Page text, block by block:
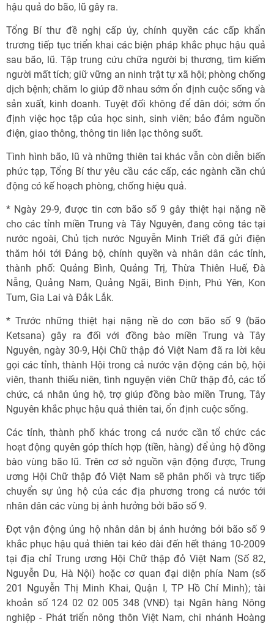
hậu quả do bão, lũ gây ra.
Tổng Bí thư đề nghị cấp ủy, chính quyền các cấp khẩn
trương tiếp tục triển khai các biện pháp khắc phục hậu quả
sau bão, lũ. Tập trung cứu chữa người bị thương, tìm kiếm
người mất tích; giữ vững an ninh trật tự xã hội; phòng chống
dịch bệnh; chăm lo giúp đỡ nhau sớm ổn định cuộc sống và
sản xuất, kinh doanh. Tuyệt đối không để dân dói; sớm ổn
định việc học tập của học sinh, sinh viên; bảo đảm nguồn
điện, giao thông, thông tin liên lạc thông suốt.
Tình hình bão, lũ và những thiên tai khác vẫn còn diễn biến
phức tạp, Tổng Bí thư yêu cầu các cấp, các ngành cần chủ
động có kế hoạch phòng, chống hiệu quả.
* Ngày 29-9, được tin cơn bão số 9 gây thiệt hại nặng nề
cho các tỉnh miền Trung và Tây Nguyên, đang công tác tại
nước ngoài, Chủ tịch nước Nguyễn Minh Triết đã gửi điện
thăm hỏi tới Đảng bộ, chính quyền và nhân dân các tỉnh,
thành phố: Quảng Bình, Quảng Trị, Thừa Thiên Huế, Đà
Nẵng, Quảng Nam, Quảng Ngãi, Bình Định, Phú Yên, Kon
Tum, Gia Lai và Đắk Lắk.
* Trước những thiệt hại nặng nề do cơn bão số 9 (bão
Ketsana) gây ra đối với đồng bào miền Trung và Tây
Nguyên, ngày 30-9, Hội Chữ thập đỏ Việt Nam đã ra lời kêu
gọi các tỉnh, thành Hội trong cả nước vận động cán bộ, hội
viên, thanh thiếu niên, tình nguyện viên Chữ thập đỏ, các tổ
chức, cá nhân ủng hộ, trợ giúp đồng bào miền Trung, Tây
Nguyên khắc phục hậu quả thiên tai, ổn định cuộc sống.
Các tỉnh, thành phố khác trong cả nước cần tổ chức các
hoạt động quyên góp thích hợp (tiền, hàng) để ủng hộ đồng
bào vùng bão lũ. Trên cơ sở nguồn vận động được, Trung
ương Hội Chữ thập đỏ Việt Nam sẽ phân phối và trực tiếp
chuyển sự ủng hộ của các địa phương trong cả nước tới
nhân dân các vùng bị ảnh hưởng bởi bão số 9.
Đợt vận động ủng hộ nhân dân bị ảnh hưởng bởi bão số 9
khắc phục hậu quả thiên tai kéo dài đến hết tháng 10-2009
tại địa chỉ Trung ương Hội Chữ thập đỏ Việt Nam (Số 82,
Nguyễn Du, Hà Nội) hoặc cơ quan đại diện phía Nam (số
201 Nguyễn Thị Minh Khai, Quận I, TP Hồ Chí Minh); tài
khoản số 124 02 02 005 348 (VNĐ) tại Ngân hàng Nông
nghiệp - Phát triển nông thôn Việt Nam, chi nhánh Hoàng